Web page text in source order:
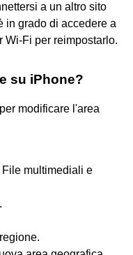
a un altro sito
in grado di accedere a
Wi-Fi per reimpostarlo.
su iPhone?
modificare l'area
File multimediali e